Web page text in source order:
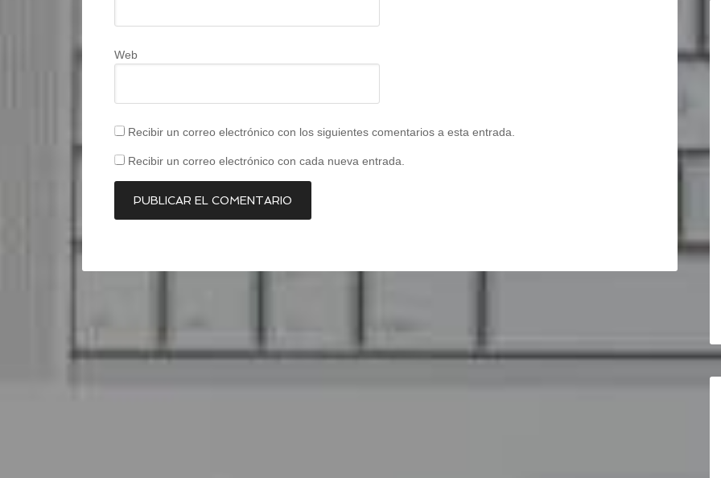
Web
Recibir un correo electrónico con los siguientes comentarios a esta entrada.
Recibir un correo electrónico con cada nueva entrada.